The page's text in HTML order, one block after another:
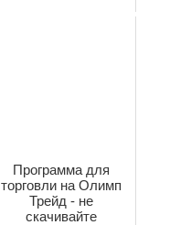
Программа для
торговли на Олимп
Трейд - не
скачивайте